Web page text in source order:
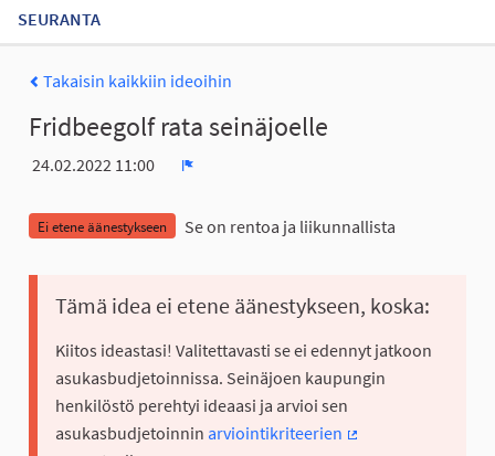
SEURANTA
Takaisin kaikkiin ideoihin
Fridbeegolf rata seinäjoelle
24.02.2022 11:00
Ei etene äänestykseen Se on rentoa ja liikunnallista
Tämä idea ei etene äänestykseen, koska:
Kiitos ideastasi! Valitettavasti se ei edennyt jatkoon
asukasbudjetoinnissa. Seinäjoen kaupungin
henkilöstö perehtyi ideaasi ja arvioi sen
asukasbudjetoinnin arviointikriteerien